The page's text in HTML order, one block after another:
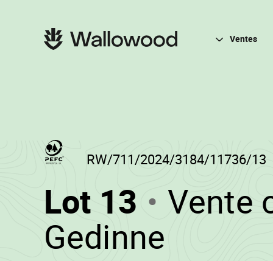
navigation
Lot 13 (RW/
-
Vente
Gedinne
RW/711/2024/3184/11736/13
Navigation
principale Ventes